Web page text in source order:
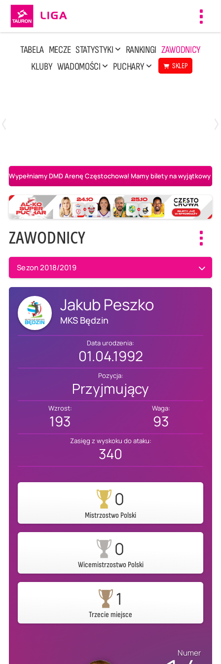
TABELA MECZE STATYSTYKI RANKINGI ZAWODNICY
KLUBY WIADOMOŚCI PUCHARY SKLEP
Wypełniamy DMD Arenę Częstochowa! Mamy bilety na wyjątkowy
ZAWODNICY
Sezon 2018/2019
Jakub Peszko
MKS Będzin
Data urodzenia:
01.04.1992
Pozycja:
Przyjmujący
Wzrost:
193
Waga:
93
Zasięg z wyskoku do ataku:
340
0
Mistrzostwo Polski
0
Wicemistrzostwo Polski
1
Trzecie miejsce
Numer